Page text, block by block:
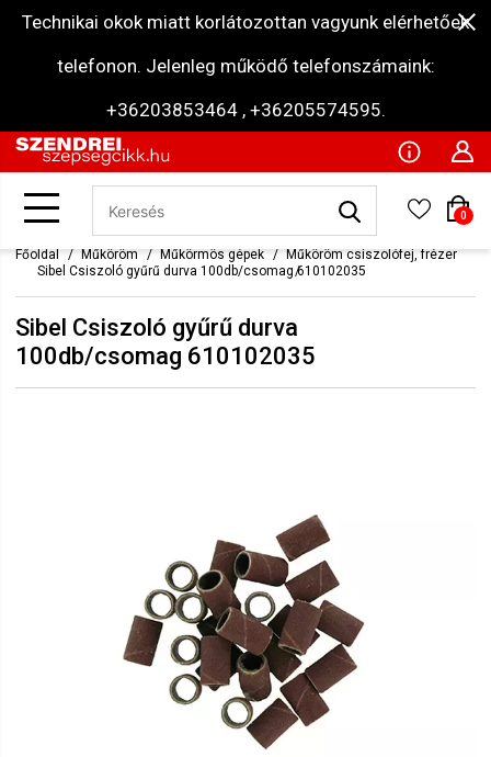
Technikai okok miatt korlátozottan vagyunk elérhetőek
telefonon. Jelenleg működő telefonszámaink:
+36203853464 , +36205574595.
0
Főoldal Műköröm Műkörmös gépek
Műköröm csiszolófej, frézer
Sibel Csiszoló gyűrű durva 100db/csomag 610102035
Sibel Csiszoló gyűrű durva
100db/csomag 610102035